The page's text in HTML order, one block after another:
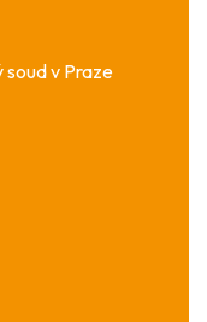
soud v Praze